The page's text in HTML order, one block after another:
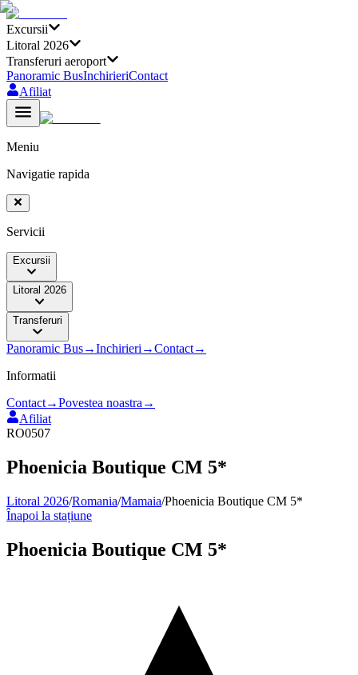
Excursii
Litoral 2026
Transferuri aeroport
Panoramic BusInchirieriContact
Afiliat
Meniu
Navigatie rapida
Servicii
Excursii
Litoral 2026
Transferuri
Panoramic Bus→Inchirieri →Contact→
Informatii
Contact→Povestea noastra →
Afiliat
RO0507
Phoenicia Boutique CM 5*
Litoral 2026/Romania/Mamaia/Phoenicia Boutique CM 5*
Înapoi la stațiune
Phoenicia Boutique CM 5*